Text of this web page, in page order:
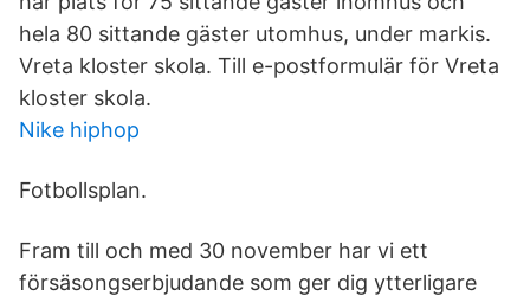
hela 80 sittande gäster utomhus, under markis.
Vreta kloster skola. Till e-postformulär för Vreta
kloster skola.
Nike hiphop
Fotbollsplan.
Fram till och med 30 november har vi ett
försäsongserbjudande som ger dig ytterligare